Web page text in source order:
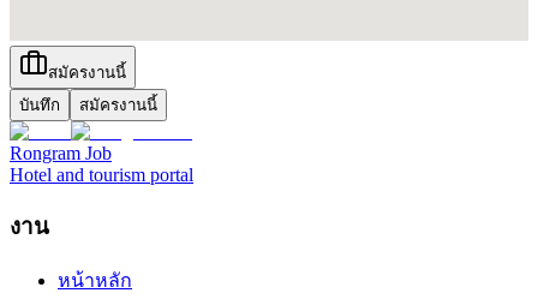
สมัครงานนี้
บันทึก
สมัครงานนี้
Rongram Job
Hotel and tourism portal
งาน
หน้าหลัก